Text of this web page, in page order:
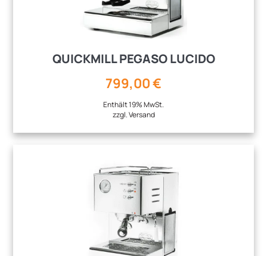
QUICKMILL PEGASO LUCIDO
799,00€
Enthält 19% MwSt.
zzgl.Versand